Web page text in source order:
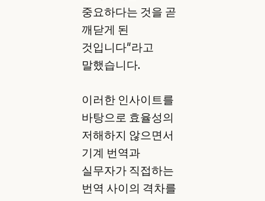
중요하다는 것을 곧
깨닫게 된
것입니다"라고
말했습니다.
이러한 인사이트를
바탕으로 효율성의
저해하지 않으면서
기계 번역과
실무자가 직접하는
번역 사이의 격차를